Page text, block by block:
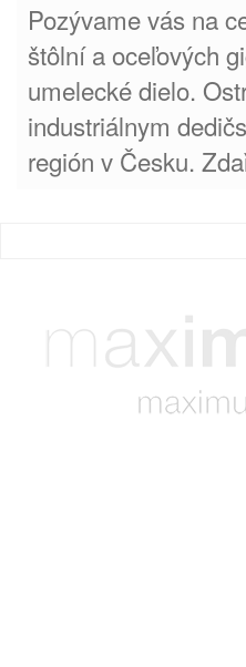
Pozývame vás na
štôlní a oceľových
umelecké dielo.
industriálnym
región v Česku.